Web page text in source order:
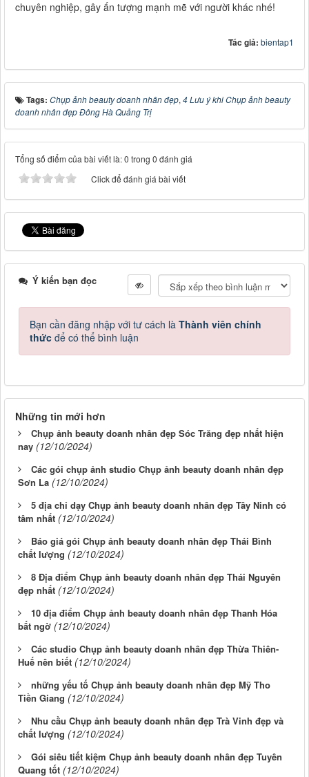
chuyên nghiệp, gây ấn tượng mạnh mẽ với người khác nhé!
Tác giả: bientap1
Tags: Chụp ảnh beauty doanh nhân đẹp, 4 Lưu ý khi Chụp ảnh beauty
doanh nhân đẹp Đông Hà Quảng Trị
Tổng số điểm của bài viết là: 0 trong 0 đánh giá
Click để đánh giá bài viết
Ý kiến bạn đọc
Bạn cần đăng nhập với tư cách là Thành viên chính
thức để có thể bình luận
Những tin mới hơn
Chụp ảnh beauty doanh nhân đẹp Sóc Trăng đẹp nhất hiện
nay (12/10/2024)
Các gói chụp ảnh studio Chụp ảnh beauty doanh nhân đẹp
Sơn La (12/10/2024)
5 địa chỉ dạy Chụp ảnh beauty doanh nhân đẹp Tây Ninh có
tâm nhất (12/10/2024)
Báo giá gói Chụp ảnh beauty doanh nhân đẹp Thái Bình
chất lượng (12/10/2024)
8 Địa điểm Chụp ảnh beauty doanh nhân đẹp Thái Nguyên
đẹp nhất (12/10/2024)
10 địa điểm Chụp ảnh beauty doanh nhân đẹp Thanh Hóa
bất ngờ (12/10/2024)
Các studio Chụp ảnh beauty doanh nhân đẹp Thừa Thiên-
Huế nên biết (12/10/2024)
những yếu tố Chụp ảnh beauty doanh nhân đẹp Mỹ Tho
Tiền Giang (12/10/2024)
Nhu cầu Chụp ảnh beauty doanh nhân đẹp Trà Vinh đẹp và
chất lượng (12/10/2024)
Gói siêu tiết kiệm Chụp ảnh beauty doanh nhân đẹp Tuyên
Quang tốt (12/10/2024)